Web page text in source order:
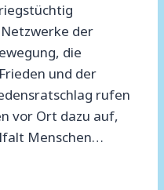
der
die
und der
rufen
vor Ort dazu auf,
Menschen…